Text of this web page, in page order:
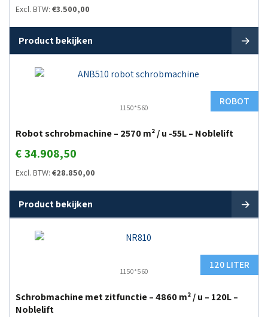
Excl. BTW: €3.500,00
Product bekijken
ROBOT
1150*560
Robot schrobmachine – 2570 m² / u -55L – Noblelift
€34.908,50
Excl. BTW: €28.850,00
Product bekijken
120 LITER
1150*560
Schrobmachine met zitfunctie – 4860 m² / u – 120L –
Noblelift